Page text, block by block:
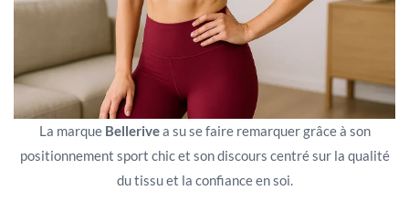
La marque Bellerivea su se faire remarquer grâce à son
positionnement sport chic et son discours centré sur la qualité
du tissu et la confiance en soi.